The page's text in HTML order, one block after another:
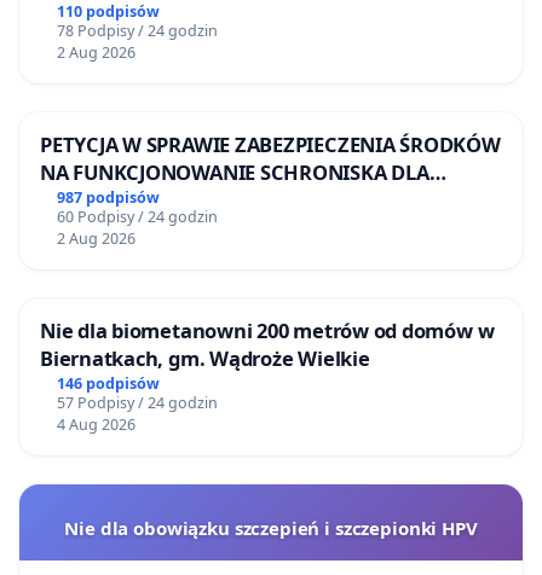
Żeromskiego w Otwocku
110 podpisów
78 Podpisy / 24 godzin
2 Aug 2026
PETYCJA W SPRAWIE ZABEZPIECZENIA ŚRODKÓW
NA FUNKCJONOWANIE SCHRONISKA DLA
BEZDOMNYCH ZWIERZĄT W SKARYSZEWIE
987 podpisów
60 Podpisy / 24 godzin
2 Aug 2026
Nie dla biometanowni 200 metrów od domów w
Biernatkach, gm. Wądroże Wielkie
146 podpisów
57 Podpisy / 24 godzin
4 Aug 2026
Nie dla obowiązku szczepień i szczepionki HPV